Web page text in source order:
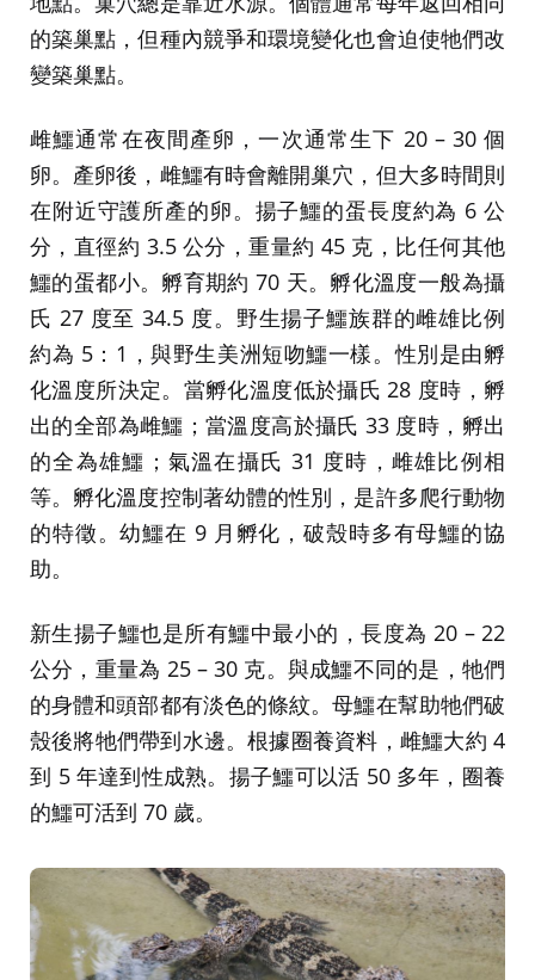
的築巢點，但種內競爭和環境變化也會迫使牠們改
變築巢點。
雌鱷通常在夜間產卵，一次通常生下 20 – 30 個
卵。產卵後，雌鱷有時會離開巢穴，但大多時間則
在附近守護所產的卵。揚子鱷的蛋長度約為 6 公
分，直徑約 3.5 公分，重量約 45 克，比任何其他
鱷的蛋都小。孵育期約 70 天。孵化溫度一般為攝
氏 27 度至 34.5 度。野生揚子鱷族群的雌雄比例
約為 5：1，與野生美洲短吻鱷一樣。性別是由孵
化溫度所決定。當孵化溫度低於攝氏 28 度時，孵
出的全部為雌鱷；當溫度高於攝氏 33 度時，孵出
的全為雄鱷；氣溫在攝氏 31 度時，雌雄比例相
等。孵化溫度控制著幼體的性別，是許多爬行動物
的特徵。幼鱷在 9 月孵化，破殼時多有母鱷的協
助。
新生揚子鱷也是所有鱷中最小的，長度為 20 – 22
公分，重量為 25 – 30 克。與成鱷不同的是，牠們
的身體和頭部都有淡色的條紋。母鱷在幫助牠們破
殼後將牠們帶到水邊。根據圈養資料，雌鱷大約 4
到 5 年達到性成熟。揚子鱷可以活 50 多年，圈養
的鱷可活到 70 歲。